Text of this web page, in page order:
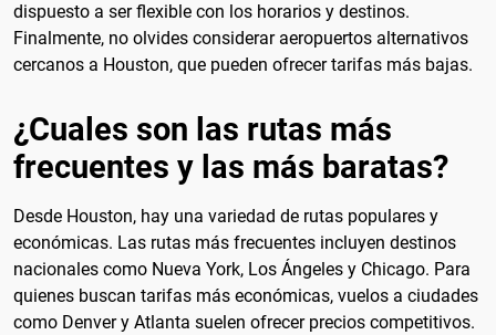
dispuesto a ser flexible con los horarios y destinos.
Finalmente, no olvides considerar aeropuertos alternativos
cercanos a Houston, que pueden ofrecer tarifas más bajas.
¿Cuales son las rutas más
frecuentes y las más baratas?
Desde Houston, hay una variedad de rutas populares y
económicas. Las rutas más frecuentes incluyen destinos
nacionales como Nueva York, Los Ángeles y Chicago. Para
quienes buscan tarifas más económicas, vuelos a ciudades
como Denver y Atlanta suelen ofrecer precios competitivos.